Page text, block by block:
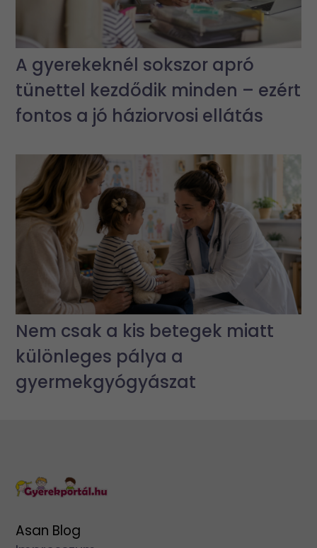
A gyerekeknél sokszor apró
tünettel kezdődik minden – ezért
fontos a jó háziorvosi ellátás
Nem csak a kis betegek miatt
különleges pálya a
gyermekgyógyászat
Asan Blog